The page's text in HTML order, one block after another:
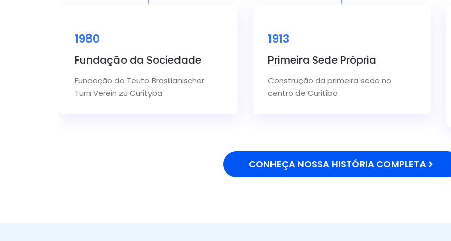
1980
Fundação da Sociedade
Fundação do Teuto Brasilianischer
Turn Verein zu Curityba
1913
Primeira Sede Própria
Construção da primeira sede no
centro de Curitiba
CONHEÇA NOSSA HISTÓRIA COMPLETA